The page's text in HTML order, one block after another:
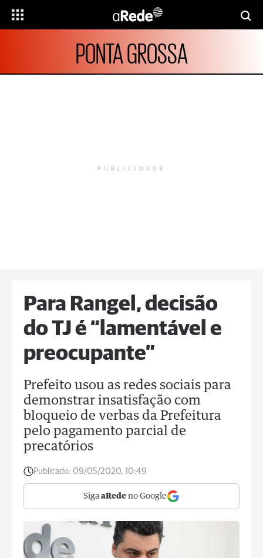
PONTA GROSSA
PUBLICIDADE
Para Rangel, decisão
do TJ é “lamentável e
preocupante”
Prefeito usou as redes sociais para
demonstrar insatisfação com
bloqueio de verbas da Prefeitura
pelo pagamento parcial de
precatórios
Publicado: 09/05/2020, 10:49
Siga aRede no Google